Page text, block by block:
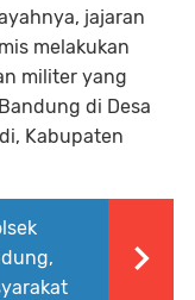
jajaran
melakukan
militer yang
di Desa
Kabupaten